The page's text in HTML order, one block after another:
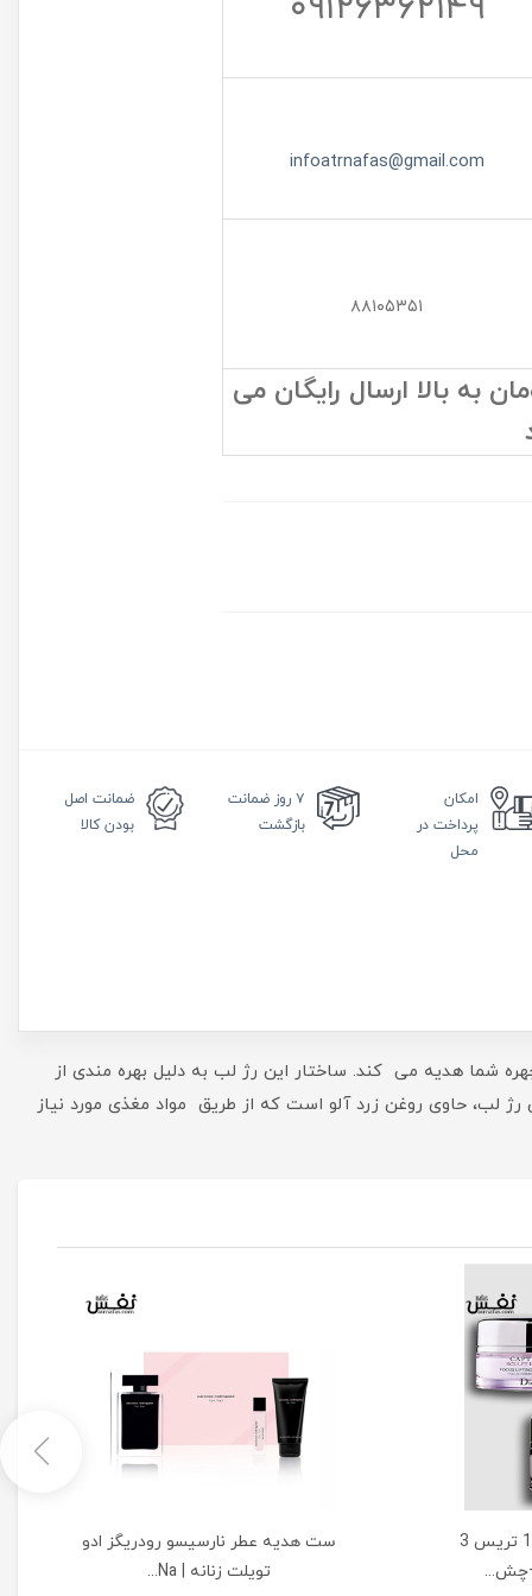
infoatrnafas@gmail.com
۸۸۱۰۵۳۵۱
به بالا ارسال رایگان می
امکان
پرداخت در
محل
۷ روز
ضمانت
بازگشت
ضمانت اصل
بودن کالا
شما هدیه می کند. ساختار این رژ لب به دلیل بهره مندی از
لب، حاوی روغن زرد آلو است که از طریق مواد مغذی مورد نیاز
ست دیور کپچر اسکالپت 10 تریس 3
ست هدیه عطر نارسیسو رودریگز ادو
تویلت زنانه | Na...